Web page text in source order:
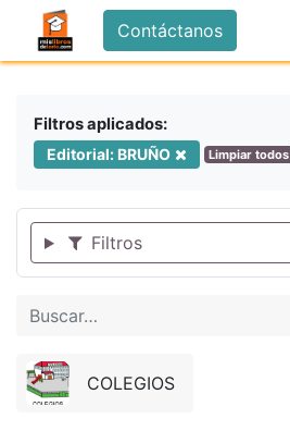
Contáctanos
Filtros aplicados:
Editorial: BRUÑO Limpiar todos
Filtros
COLEGIOS